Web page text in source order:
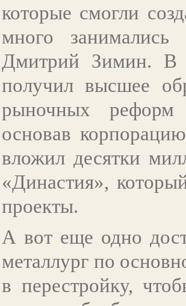
которые смогли
много
Дмитрий Зимин. В
получил высшее
рыночных реформ
основав
вложил десятки
«Династия»,
проекты.
А вот еще одно
металлург по
в перестройку,